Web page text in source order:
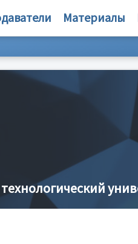
Материалы